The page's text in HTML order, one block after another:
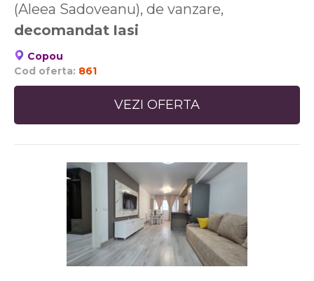
(Aleea Sadoveanu), de vanzare,
decomandat Iasi
Copou
Cod oferta: 861
VEZI OFERTA